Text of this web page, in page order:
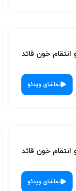
خون قائد
تماشای ویدئو
خون قائد
تماشای ویدئو